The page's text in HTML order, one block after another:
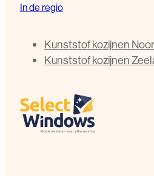
In de regio
Kunststof kozijnen
Kunststof kozijnen